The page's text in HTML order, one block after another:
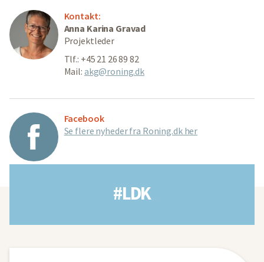
Kontakt:
Anna Karina Gravad
Projektleder
Tlf.: +45 21 26 89 82
Mail: akg@roning.dk
Facebook
Se flere nyheder fra Roning.dk her
#LDK